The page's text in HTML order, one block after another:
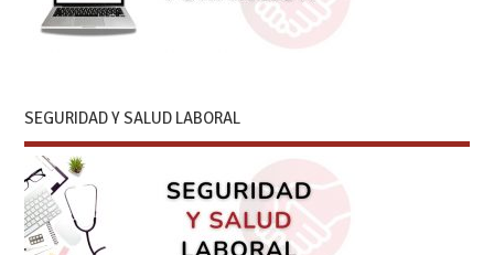
SEGURIDAD Y SALUD LABORAL